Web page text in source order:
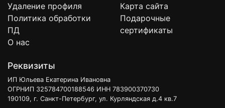
Удаление профиля
Политика обработки
ПД
О нас
Карта сайта
Подарочные
сертификаты
Реквизиты
ИП Юльева Екатерина Ивановна
ОГРНИП 325784700188546 ИНН 783900370730
190109, г. Санкт-Петербург, ул. Курляндская д.4 кв.7